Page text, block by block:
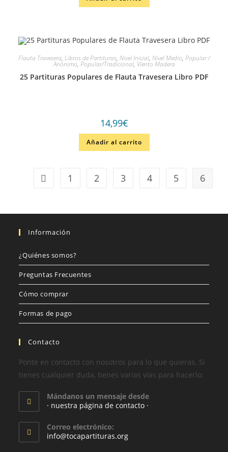
Flauta Travesera, Libros de Partituras, Nivel Inicial, Nivel Medio, Popular /
Anónimo, Popular/Tradicional, Viento Madera
25 Partituras Populares de Flauta Travesera Libro PDF
14,99€
Añadir al carrito
1 2 3 4 5 6
Información
¿Quiénes somos?
Preguntas Frecuentes
Cómo comprar
Formas de pago
Contacto
Ponte en contacto con nosotros para lo que quieras. Si
tienes cualquier duda, tienes varias vías para hacerlo:
Mándanos un mensaje desde
· nuestra página de contacto ·
Correo electrónico:
info@tocapartituras.org